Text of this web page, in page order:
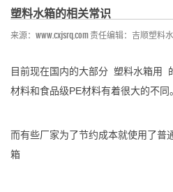
塑料水箱的相关常识
来源：www.cxjsrq.com 责任编辑：吉顺塑料
目前现在国内的大部分 塑料水箱用
材料和食品级PE材料有着很大的不同。
而有些厂家为了节约成本就使用了普
箱